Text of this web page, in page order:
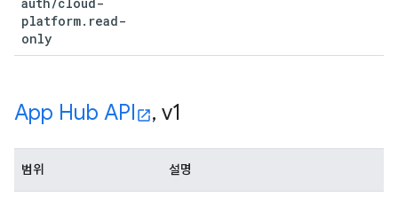
platform. read-
only
App Hub API , v1
범위 설명